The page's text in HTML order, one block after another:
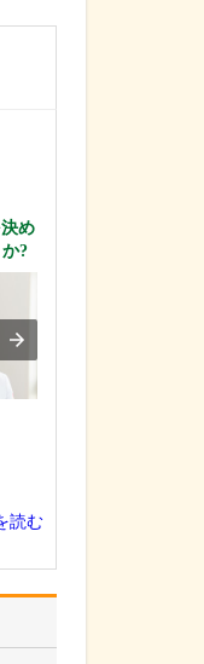
め
?
読む